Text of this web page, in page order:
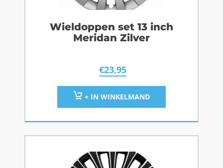
Wieldoppen set 13 inch
Meridan Zilver
€23,95
+ IN WINKELMAND